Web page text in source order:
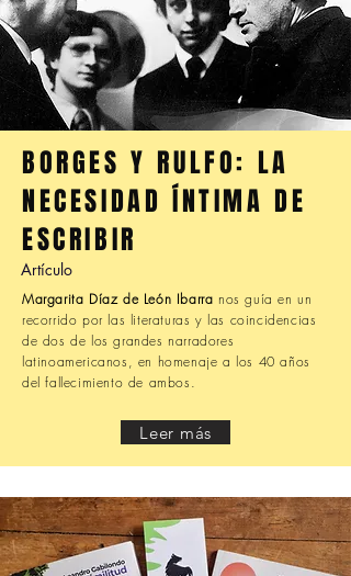
BORGES Y RULFO: LA
NECESIDAD ÍNTIMA DE
ESCRIBIR
Artículo
Margarita Díaz de León Ibarra nos guía en un
recorrido por las literaturas y las coincidencias
de dos de los grandes narradores
latinoamericanos, en homenaje a los 40 años
del fallecimiento de ambos.
Leer más